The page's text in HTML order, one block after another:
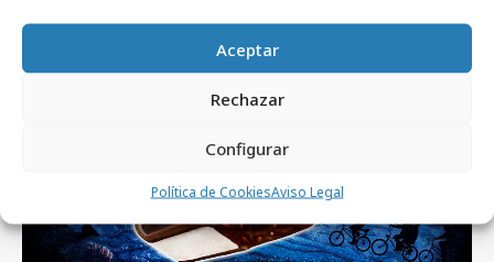
Aceptar
Rechazar
Configurar
Política de CookiesAviso Legal